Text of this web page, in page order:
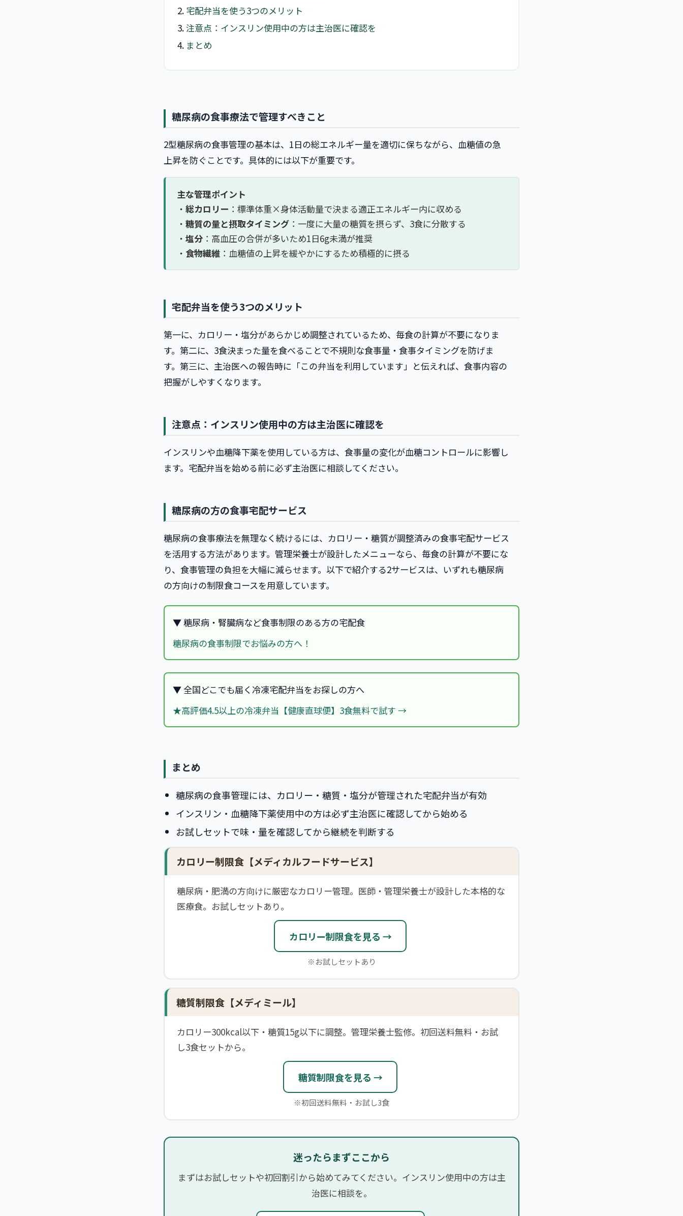
宅配弁当を使う3つのメリット
注意点：インスリン使用中の方は主治医に確認を
まとめ
糖尿病の食事療法で管理すべきこと
2型糖尿病の食事管理の基本は、1日の総エネルギー量を適切に保ちながら、血糖値の急
上昇を防ぐことです。具体的には以下が重要です。
主な管理ポイント
・ 総カロリー ：標準体重×身体活動量で決まる適正エネルギー内に収める
・ 糖質の量と摂取タイミング：一度に大量の糖質を摂らず、3食に分散する
・ 塩分：高血圧の合併が多いため1日6g未満が推奨
・ 食物繊維：血糖値の上昇を緩やかにするため積極的に摂る
宅配弁当を使う3つのメリット
第一に、カロリー・塩分があらかじめ調整されているため、毎食の計算が不要になりま
す。第二に、3食決まった量を食べることで不規則な食事量・食事タイミングを防げま
す。第三に、主治医への報告時に「この弁当を利用しています」と伝えれば、食事内容の
把握がしやすくなります。
注意点：インスリン使用中の方は主治医に確認を
インスリンや血糖降下薬を使用している方は、食事量の変化が血糖コントロールに影響し
ます。宅配弁当を始める前に必ず主治医に相談してください。
糖尿病の方の食事宅配サービス
糖尿病の食事療法を無理なく続けるには、カロリー・糖質が調整済みの食事宅配サービス
を活用する方法があります。管理栄養士が設計したメニューなら、毎食の計算が不要にな
り、食事管理の負担を大幅に減らせます。以下で紹介する2サービスは、いずれも糖尿病
の方向けの制限食コースを用意しています。
▼ 糖尿病・腎臓病など食事制限のある方の宅配食
糖尿病の食事制限でお悩みの方へ！
▼ 全国どこでも届く冷凍宅配弁当をお探しの方へ
★高評価4.5以上の冷凍弁当【健康直球便】3食無料で試す →
まとめ
糖尿病の食事管理には、カロリー・糖質・塩分が管理された宅配弁当が有効
インスリン・血糖降下薬使用中の方は必ず主治医に確認してから始める
お試しセットで味・量を確認してから継続を判断する
カロリー制限食【メディカルフードサービス】
糖尿病・肥満の方向けに厳密なカロリー管理。医師・管理栄養士が設計した本格的な
医療食。お試しセットあり。
カロリー制限食を見る →
※お試しセットあり
糖質制限食【メディミール】
カロリー300kcal以下・糖質15g以下に調整。管理栄養士監修。初回送料無料・お試
し3食セットから。
糖質制限食を見る →
※初回送料無料・お試し3食
迷ったらまずここから
まずはお試しセットや初回割引から始めてみてください。インスリン使用中の方は主
治医に相談を。